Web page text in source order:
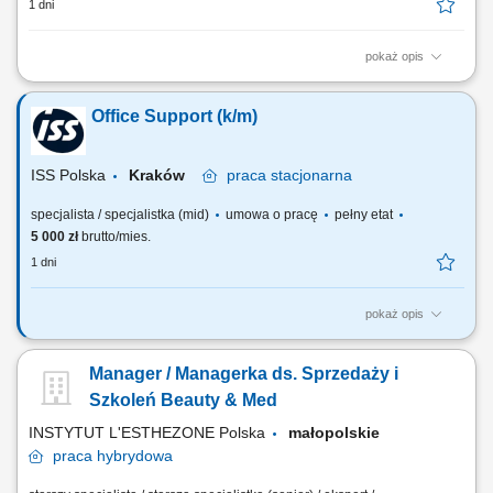
1 dni
pokaż opis
Twój zakres obowiązków aktywne pozyskiwanie nowych klientów B2B
biznesowych opieka nad obecnymi klientami prezentacja
profesjonalnych produktów i nowości realizacja planów sprzedażowych
reprezentowanie firmy podczas spotkań...
Office Support (k/m)
ISS Polska Kraków praca stacjonarna
specjalista / specjalistka (mid) umowa o pracę
pełny etat
5 000 złbrutto/mies.
1 dni
pokaż opis
Zakres obowiązków: Obsługa recepcji: awizacja i witanie gości,
wychodzącej, prowadzenie rejestru. Przyjmowanie i wydawanie paczek
oraz przesyłek kurierskich. Zamawianie artykułów biurowych i
Manager / Managerka ds. Sprzedaży i
Szkoleń Beauty & Med
INSTYTUT L'ESTHEZONE Polska
małopolskie
praca hybrydowa